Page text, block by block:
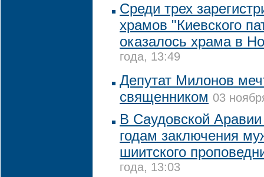
Среди трех
храмов "Киевского
оказалось храма в
года, 13:49
Депутат Милонов
священником 03
В Саудовской
годам заключения
шиитского
года, 13:03